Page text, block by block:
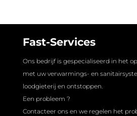
Fast-Services
Ons bedrijf is gespecialiseerd in het
met uw verwarmings- en
loodgieterij en ontstoppen.
Een probleem ?
Contacteer ons en we regelen het